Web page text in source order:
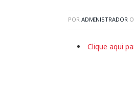
POR ADMINISTRADOR
Clique aqui